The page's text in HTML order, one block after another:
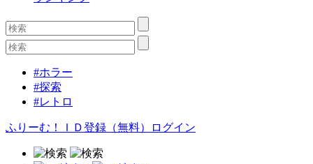
#ホラー
#探索
#レトロ
ふりーむ！ＩＤ登録（無料） ログイン